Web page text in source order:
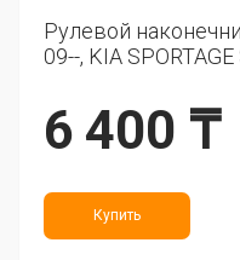
Рулевой
09--, KIA SPORTAGE
6 400 ₸
Купить